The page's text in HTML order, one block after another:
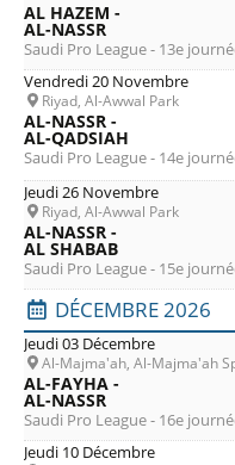
AL HAZEM -
AL-NASSR
Saudi Pro League - 13e
Vendredi 20 Novembre
Riyad, Al-Awwal Park
AL-NASSR -
AL-QADSIAH
Saudi Pro League - 14e
Jeudi 26 Novembre
Riyad, Al-Awwal Park
AL-NASSR -
AL SHABAB
Saudi Pro League - 15e
DÉCEMBRE 2026
Jeudi 03 Décembre
Al-Majma'ah, Al-Majma'ah
AL-FAYHA -
AL-NASSR
Saudi Pro League - 16e
Jeudi 10 Décembre